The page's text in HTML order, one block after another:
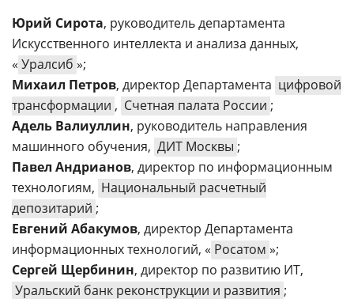
Юрий Сирота, руководитель департамента
Искусственного интеллекта и анализа данных,
« Уралсиб »;
Михаил Петров, директор Департамента цифровой
трансформации , Счетная палата России ;
Адель Валиуллин, руководитель направления
машинного обучения, ДИТ Москвы ;
Павел Андрианов, директор по информационным
технологиям, Национальный расчетный
депозитарий ;
Евгений Абакумов, директор Департамента
информационных технологий, « Росатом »;
Сергей Щербинин, директор по развитию ИТ,
Уральский банк реконструкции и развития ;